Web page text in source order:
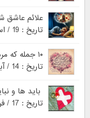
علائم عاشق
تاریخ : 19 / اسفند / 1402
۱۰ جمله که مردان را دلتنگ می کند
تاریخ : 14 / آبان / 1402
باید ها و
تاریخ : 17 / فروردین / 1395